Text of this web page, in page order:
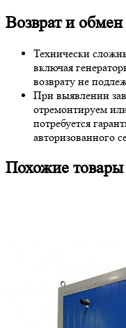
Возврат и обмен
Технически
включая
возврату не
При выявлении
отремонтируем
потребуется
авторизованного
Похожие товары